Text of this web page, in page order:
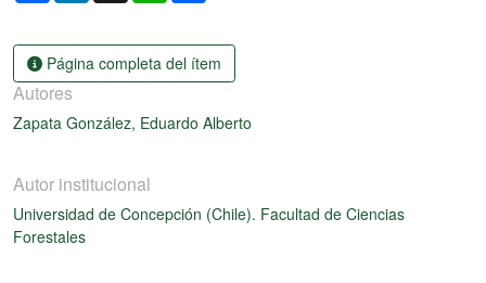
Página completa del ítem
Autores
Zapata González, Eduardo Alberto
Autor institucional
Universidad de Concepción (Chile). Facultad de Ciencias
Forestales